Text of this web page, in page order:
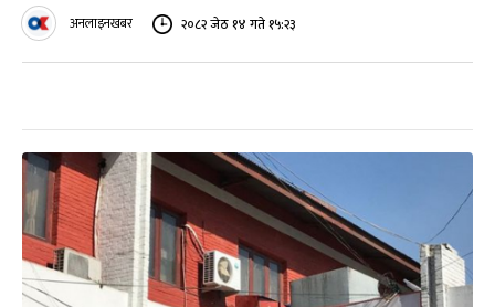
अनलाइनखबर २०८२ जेठ १४ गते १५:२३